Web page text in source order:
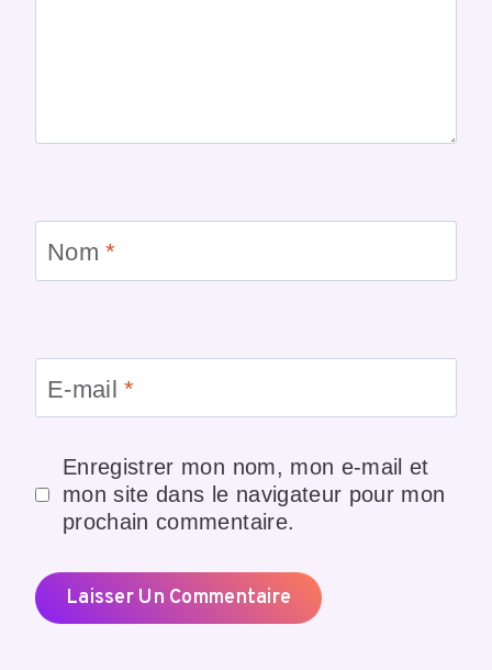
Nom*
E-mail*
Enregistrer mon nom, mon e-mail et
mon site dans le navigateur pour mon
prochain commentaire.